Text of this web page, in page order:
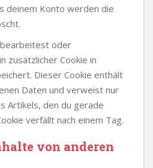
deinem Konto werden die
oder
zusätzlicher Cookie in
Dieser Cookie enthält
Daten und verweist nur
Artikels, den du gerade
verfällt nach einem Tag.
von anderen